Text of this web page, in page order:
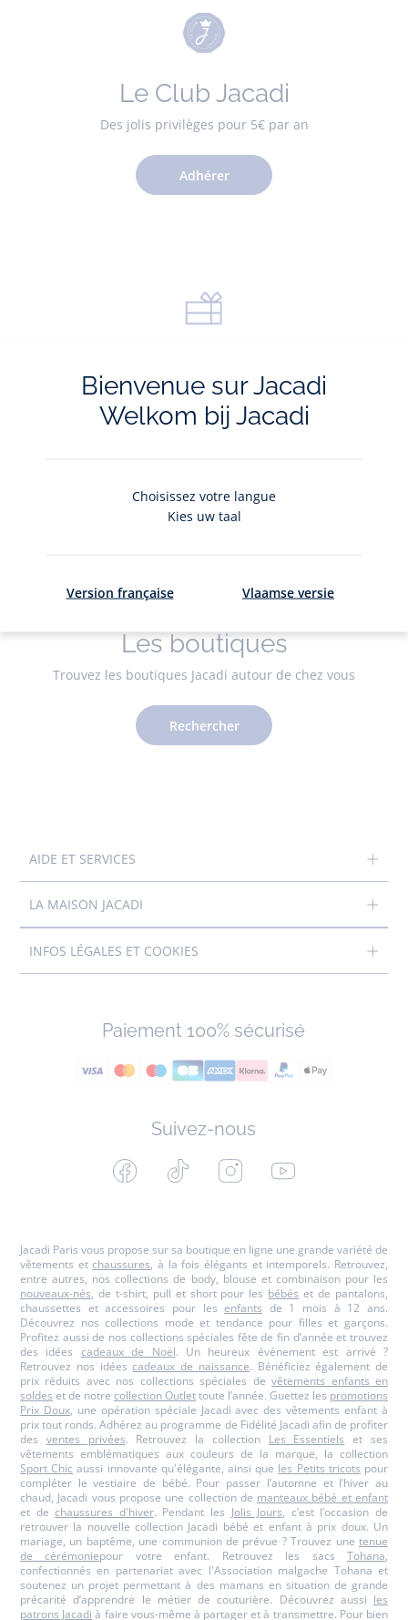
Le Club Jacadi
Des jolis privilèges pour 5€ par an
Adhérer
La carte cadeau
Valable en boutique et en ligne
Les boutiques
Trouvez les boutiques Jacadi autour de chez vous
Rechercher
AIDE ET SERVICES
LA MAISON JACADI
INFOS LÉGALES ET COOKIES
Paiement 100% sécurisé
Suivez-nous
Facebook Tiktok InstagramYoutube
Jacadi Paris vous propose sur sa boutique en ligne une grande variété de
vêtements etchaussures, à la fois élégants et intemporels. Retrouvez,
entre autres, nos collections de body, blouse et combinaison pour les
nouveaux-nés, de t-shirt, pull et short pour les bébés et de pantalons,
chaussettes et accessoires pour lesenfants de 1 mois à 12 ans.
Découvrez nos collections mode et tendance pour filles et garçons.
Profitez aussi de nos collections spéciales fête de fin d’année et trouvez
des idées cadeaux de Noël. Un heureux événement est arrivé ?
Retrouvez nos idéescadeaux de naissance. Bénéficiez également de
prix réduits avec nos collections spéciales devêtements enfants en
soldes et de notre collection Outlettoute l’année. Guettez les promotions
Prix Doux, une opération spéciale Jacadi avec des vêtements enfant à
prix tout ronds. Adhérez au programme de Fidélité Jacadi afin de profiter
des ventes privées. Retrouvez la collection Les Essentiels et ses
vêtements emblématiques aux couleurs de la marque, la collection
Sport Chic aussi innovante qu'élégante, ainsi que les Petits tricots pour
compléter le vestiaire de bébé. Pour passer l’automne et l’hiver au
chaud, Jacadi vous propose une collection de manteaux bébé et enfant
et dechaussures d'hiver. Pendant les Jolis Jours, c’est l’occasion de
retrouver la nouvelle collection Jacadi bébé et enfant à prix doux. Un
mariage, un baptême, une communion de prévue ? Trouvez une tenue
de cérémoniepour votre enfant. Retrouvez les sacsTohana,
confectionnés en partenariat avec l'Association malgache Tohana et
soutenez un projet permettant à des mamans en situation de grande
précarité d’apprendre le métier de couturière. Découvrez aussi les
patrons Jacadi à faire vous-même à partager et à transmettre. Pour bien
Bienvenue sur Jacadi
Welkom bij Jacadi
Choisissez votre langue
Kies uw taal
Version française Vlaamse versie